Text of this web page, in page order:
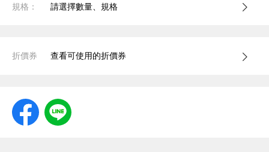
規格： 請選擇數量、規格
折價券 查看可使用的折價券